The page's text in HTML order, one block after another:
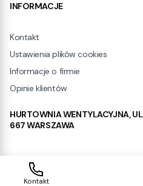
INFORMACJE
Kontakt
Ustawienia plików cookies
Informacje o firmie
Opinie klientów
HURTOWNIA WENTYLACYJNA,
667 WARSZAWA
Kontakt